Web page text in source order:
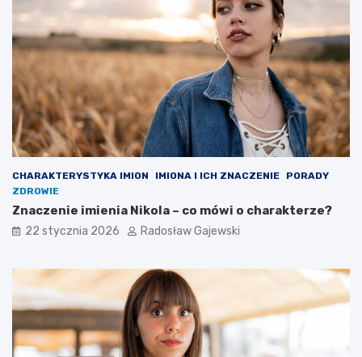
CHARAKTERYSTYKA IMION IMIONA I ICH ZNACZENIE
PORADY
ZDROWIE
Znaczenie imienia Nikola – co mówi o charakterze?
22 stycznia 2026 Radosław Gajewski